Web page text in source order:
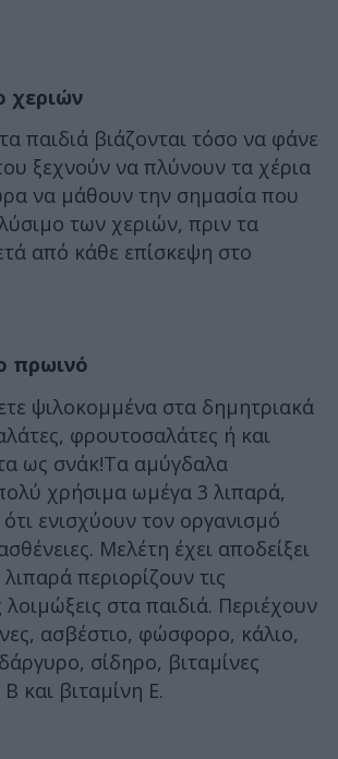
χεριών
παιδιά βιάζονται τόσο να φάνε
ξεχνούν να πλύνουν τα χέρια
να μάθουν την σημασία που
των χεριών, πριν τα
από κάθε επίσκεψη στο
πρωινό
ψιλοκομμένα στα δημητριακά
φρουτοσαλάτες ή και
ως σνάκ!Τα αμύγδαλα
χρήσιμα ωμέγα 3 λιπαρά,
ενισχύουν τον οργανισμό
Μελέτη έχει αποδείξει
περιορίζουν τις
λοιμώξεις στα παιδιά. Περιέχουν
ασβέστιο, φώσφορο, κάλιο,
σίδηρο, βιταμίνες
και βιταμίνη Ε.